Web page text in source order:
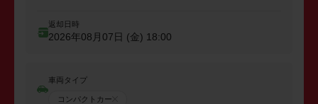
返却日時
2026年08月07日 (金) 18:00
車両タイプ
コンパクトカー